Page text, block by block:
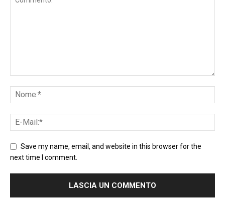
Save my name, email, and website in this browser for the
next time I comment.